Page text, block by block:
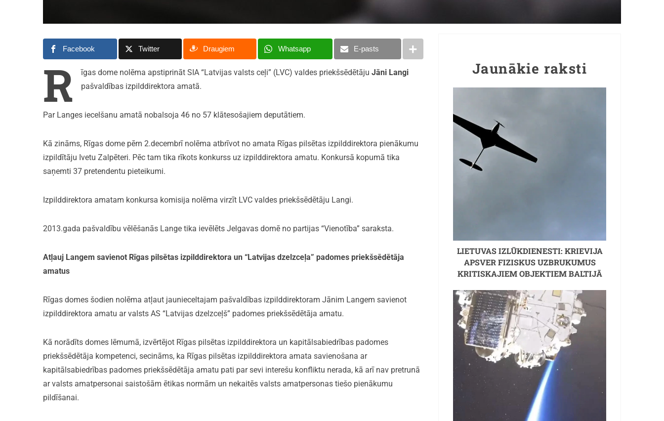
Facebook Twitter Draugiem Whatsapp E-pasts
R īgas dome nolēma apstiprināt SIA “Latvijas valsts ceļi” (LVC) valdes priekšsēdētāju Jāni Langi
pašvaldības izpilddirektora amatā.
Par Langes iecelšanu amatā nobalsoja 46 no 57 klātesošajiem deputātiem.
Kā zināms, Rīgas dome pērn 2.decembrī nolēma atbrīvot no amata Rīgas pilsētas izpilddirektora pienākumu
izpildītāju Ivetu Zalpēteri. Pēc tam tika rīkots konkurss uz izpilddirektora amatu. Konkursā kopumā tika
saņemti 37 pretendentu pieteikumi.
Izpilddirektora amatam konkursa komisija nolēma virzīt LVC valdes priekšsēdētāju Langi.
2013.gada pašvaldību vēlēšanās Lange tika ievēlēts Jelgavas domē no partijas “Vienotība” saraksta.
Atļauj Langem savienot Rīgas pilsētas izpilddirektora un “Latvijas dzelzceļa” padomes priekšsēdētāja
amatus
Rīgas domes šodien nolēma atļaut jaunieceltajam pašvaldības izpilddirektoram Jānim Langem savienot
izpilddirektora amatu ar valsts AS “Latvijas dzelzceļš” padomes priekšsēdētāja amatu.
Kā norādīts domes lēmumā, izvērtējot Rīgas pilsētas izpilddirektora un kapitālsabiedrības padomes
priekšsēdētāja kompetenci, secināms, ka Rīgas pilsētas izpilddirektora amata savienošana ar
kapitālsabiedrības padomes priekšsēdētāja amatu pati par sevi interešu konfliktu nerada, kā arī nav pretrunā
ar valsts amatpersonai saistošām ētikas normām un nekaitēs valsts amatpersonas tiešo pienākumu
pildīšanai.
Jaunākie raksti
LIETUVAS IZLŪKDIENESTI: KRIEVIJA
APSVER FIZISKUS UZBRUKUMUS
KRITISKAJIEM OBJEKTIEM BALTIJĀ